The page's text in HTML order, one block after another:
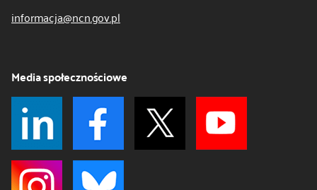
informacja@ncn.gov.pl
Media społecznościowe